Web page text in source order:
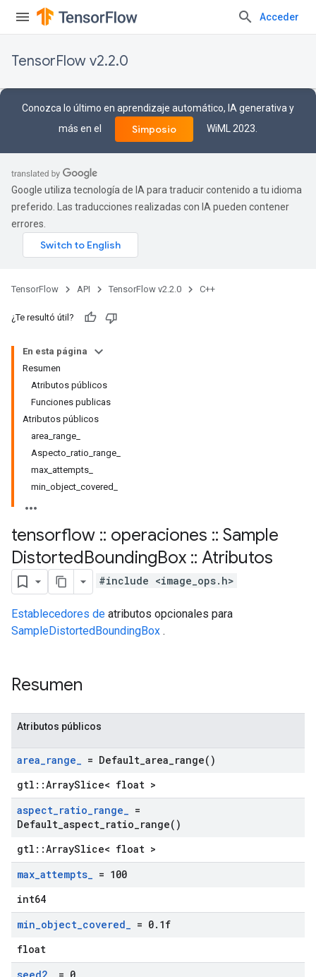
Acceder
TensorFlow v2.2.0
Conozca lo último en aprendizaje automático, IA generativa y
más en el
Simposio WiML 2023.
Google utiliza tecnología de IA para traducir contenido a tu idioma
preferido. Las traducciones realizadas con IA pueden contener
errores.
TensorFlow API TensorFlow v2.2.0 C++
¿Te resultó útil?
En esta página
Resumen
Atributos públicos
Funciones publicas
Atributos públicos
area_range_
Aspecto_ratio_range_
max_attempts_
min_object_covered_
tensorflow :: operaciones :: Sample
DistortedBoundingBox :: Atributos
#include <image_ops.h>
Establecedores de atributos opcionales para
SampleDistortedBoundingBox .
Resumen
Atributos públicos
area_range_ = Default_area_range( )
gtl::ArraySlice< float >
aspect_ratio_range_ =
Default_aspect_ratio_range( )
gtl::ArraySlice< float >
max_attempts_ = 100
int64
min_object_covered_ = 0. 1f
float